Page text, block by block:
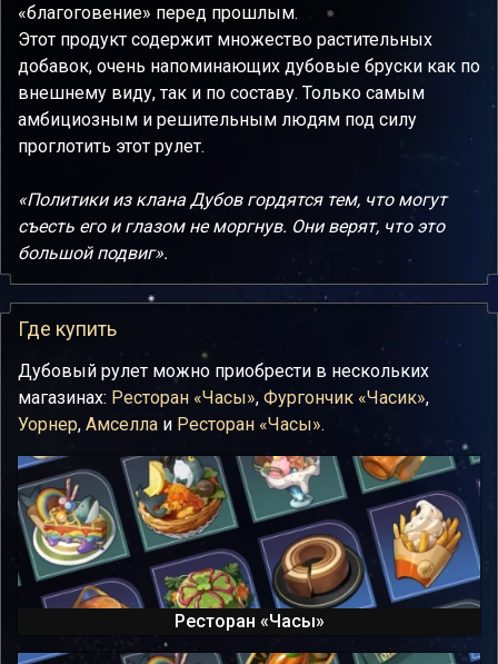
«благоговение» перед прошлым.
Этот продукт содержит множество растительных
добавок, очень напоминающих дубовые бруски как по
внешнему виду, так и по составу. Только самым
амбициозным и решительным людям под силу
проглотить этот рулет.
«Политики из клана Дубов гордятся тем, что могут
съесть его и глазом не моргнув. Они верят, что это
большой подвиг».
Где купить
Дубовый рулет можно приобрести в нескольких
магазинах: Ресторан «Часы», Фургончик «Часик»,
Уорнер, Амселла и Ресторан «Часы».
Ресторан «Часы»